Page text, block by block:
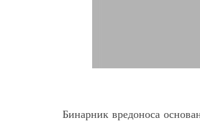
Бинарник вредоноса